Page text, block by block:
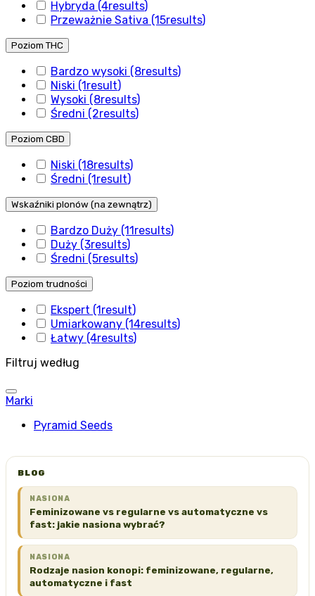
Hybryda (4results)
Przeważnie Sativa (15results)
Poziom THC
Bardzo wysoki (8results)
Niski (1result)
Wysoki (8results)
Średni (2results)
Poziom CBD
Niski (18results)
Średni (1result)
Wskaźniki plonów (na zewnątrz)
Bardzo Duży (11results)
Duży (3results)
Średni (5results)
Poziom trudności
Ekspert (1result)
Umiarkowany (14results)
Łatwy (4results)
Filtruj według
Marki
Pyramid Seeds
BLOG
NASIONA
Feminizowane vs regularne vs automatyczne vs
fast: jakie nasiona wybrać?
NASIONA
Rodzaje nasion konopi: feminizowane, regularne,
automatyczne i fast